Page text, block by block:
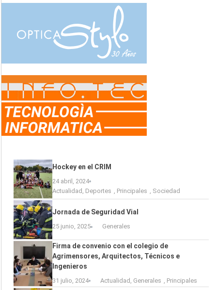
Hockey en el CRIM
24 abril, 2024
Actualidad Deportes Principales Sociedad
Jornada de Seguridad Vial
25 junio, 2025 Generales
Firma de convenio con el colegio de
Agrimensores, Arquitectos, Técnicos e
Ingenieros
31 julio, 2024 Actualidad Generales Principales